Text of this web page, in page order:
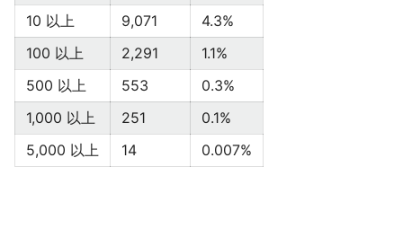
10 以上
9,071
4.3%
100 以上
2,291
1.1%
500 以上
553
0.3%
1,000 以上
251
0.1%
5,000 以上
14 0.007%